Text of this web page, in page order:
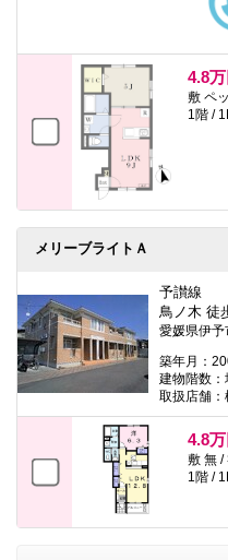
4.8万
敷 ペ
1階 /
メリーブライトＡ
予讃線
鳥ノ木 徒
愛媛県伊
築年月：
建物階数
取扱店舗
4.8万
敷 無 /
1階 /